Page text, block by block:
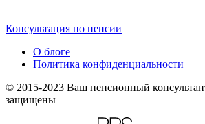
Консультация по пенсии
О блоге
Политика конфиденциальности
© 2015-2023 Ваш пенсионный
защищены